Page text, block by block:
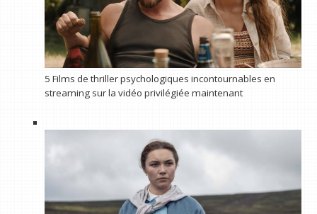
5 Films de thriller psychologiques incontournables en
streaming sur la vidéo privilégiée maintenant